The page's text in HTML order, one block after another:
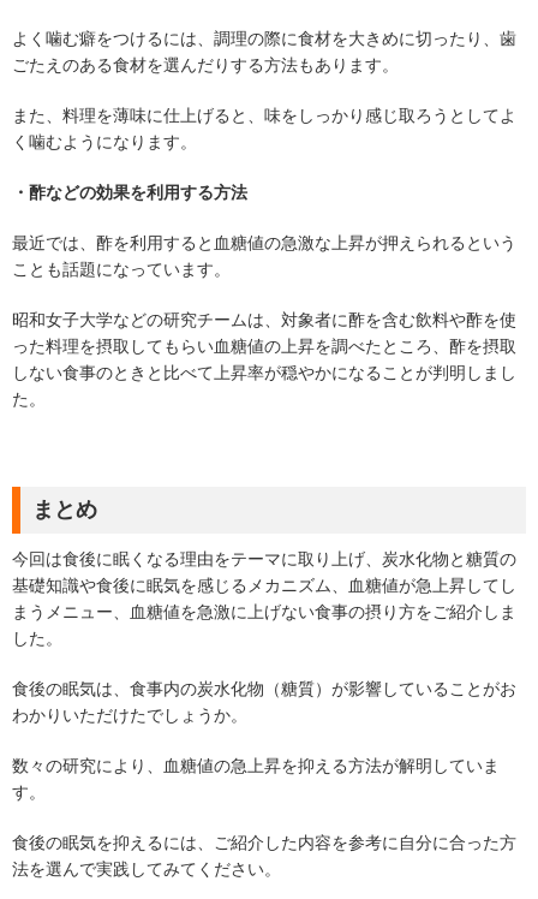
よく噛む癖をつけるには、調理の際に食材を大きめに切ったり、歯
ごたえのある食材を選んだりする方法もあります。
また、料理を薄味に仕上げると、味をしっかり感じ取ろうとしてよ
く噛むようになります。
・酢などの効果を利用する方法
最近では、酢を利用すると血糖値の急激な上昇が押えられるという
ことも話題になっています。
昭和女子大学などの研究チームは、対象者に酢を含む飲料や酢を使
った料理を摂取してもらい血糖値の上昇を調べたところ、酢を摂取
しない食事のときと比べて上昇率が穏やかになることが判明しまし
た。
まとめ
今回は食後に眠くなる理由をテーマに取り上げ、炭水化物と糖質の
基礎知識や食後に眠気を感じるメカニズム、血糖値が急上昇してし
まうメニュー、血糖値を急激に上げない食事の摂り方をご紹介しま
した。
食後の眠気は、食事内の炭水化物（糖質）が影響していることがお
わかりいただけたでしょうか。
数々の研究により、血糖値の急上昇を抑える方法が解明していま
す。
食後の眠気を抑えるには、ご紹介した内容を参考に自分に合った方
法を選んで実践してみてください。